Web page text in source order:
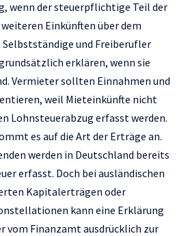
wenn der steuerpflichtige Teil der
Einkünften über dem
und Freiberufler
erklären, wenn sie
Vermieter sollten Einnahmen und
weil Mieteinkünfte nicht
Lohnsteuerabzug erfasst werden.
es auf die Art der Erträge an.
werden in Deutschland bereits
erfasst. Doch bei ausländischen
Kapitalerträgen oder
kann eine Erklärung
vom Finanzamt ausdrücklich zur